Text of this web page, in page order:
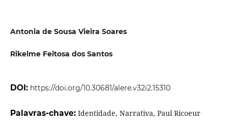
Antonia de Sousa Vieira Soares
Rikelme Feitosa dos Santos
DOI: https://doi.org/10.30681/alere.v32i2.15310
Palavras-chave: Identidade, Narrativa, Paul Ricoeur